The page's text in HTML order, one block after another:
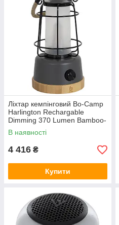
Ліхтар кемпінговий Bo-Camp
Harlington Rechargable
Dimming 370 Lumen Bamboo-
Grey (5818921)
В наявності
4 416 ₴
Купити